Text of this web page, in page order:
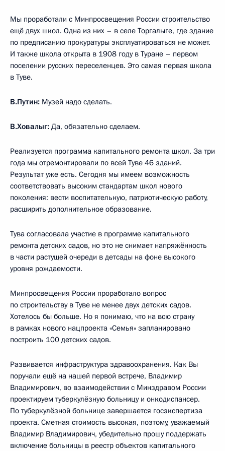
Мы проработали с Минпросвещения России строительство
ещё двух школ. Одна из них – в селе Торгалыге, где здание
по предписанию прокуратуры эксплуатироваться не может.
И также школа открыта в 1908 году в Туране – первом
поселении русских переселенцев. Это самая первая школа
в Туве.
В.Путин: Музей надо сделать.
В.Ховалыг: Да, обязательно сделаем.
Реализуется программа капитального ремонта школ. За три
года мы отремонтировали по всей Туве 46 зданий.
Результат уже есть. Сегодня мы имеем возможность
соответствовать высоким стандартам школ нового
поколения: вести воспитательную, патриотическую работу,
расширить дополнительное образование.
Тува согласовала участие в программе капитального
ремонта детских садов, но это не снимает напряжённость
в части растущей очереди в детсады на фоне высокого
уровня рождаемости.
Минпросвещения России проработало вопрос
по строительству в Туве не менее двух детских садов.
Хотелось бы больше. Но я понимаю, что на всю страну
в рамках нового нацпроекта «Семья» запланировано
построить 100 детских садов.
Развивается инфраструктура здравоохранения. Как Вы
поручали ещё на нашей первой встрече, Владимир
Владимирович, во взаимодействии с Минздравом России
проектируем туберкулёзную больницу и онкодиспансер.
По туберкулёзной больнице завершается госэкспертиза
проекта. Сметная стоимость высокая, поэтому, уважаемый
Владимир Владимирович, убедительно прошу поддержать
включение больницы в реестр объектов капитального